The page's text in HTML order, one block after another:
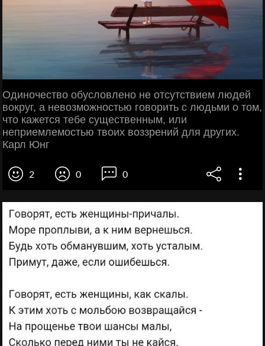
Одиночество обусловлено не отсутствием людей
вокруг, а невозможностью говорить с людьми о том,
что кажется тебе существенным, или
неприемлемостью твоих воззрений для других.
Карл Юнг
2 0 0